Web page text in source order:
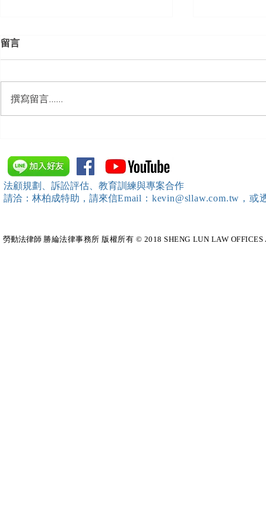
中、南等地辦理（職場霸凌防
治教育訓練）課程 邀請本所律
師團隊擔任講師，課程圓滿完
成~*
留言
撰寫留言......
法顧規劃、訴訟評估、教育訓練與專案合作
請洽：林柏成特助 ，請來信Email：kevin@sllaw.com.tw，
勞動法律師​ 勝綸法律事務所 版權所有 © 2018 SHENG LUN LAW